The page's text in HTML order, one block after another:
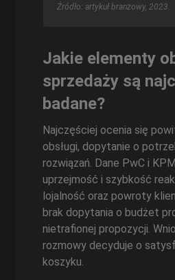
Źródło: artykuł branżowy, 2023.
Jakie elementy
sprzedaży są
badane?
Najczęściej ocenia się
obsługi, dopytanie o
rozwiązań. Dane PwC i
uprzejmość i szybkość
lojalność oraz powroty
brak dopytania o budżet
nietrafionej propozycji.
rozmowy decyduje o
koszyku.